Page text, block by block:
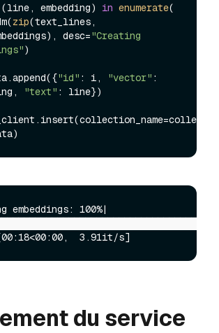
embedding) in enumerate(
zip(text_lines,
desc="Creating
)
"id" : i, "vector" :
"text" : line})
embeddings: 100%|
du service